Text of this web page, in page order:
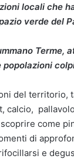
locali che
verde del
del territorio,
calcio,
come
di
e